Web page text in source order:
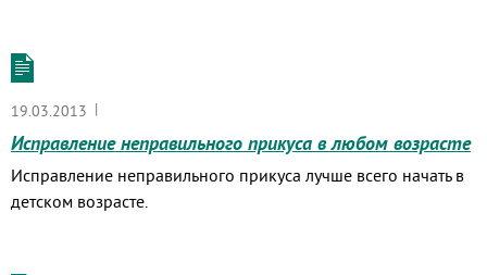
19.03.2013 |
Исправление неправильного прикуса в любом возрасте
Исправление неправильного прикуса лучше всего начать в
детском возрасте.